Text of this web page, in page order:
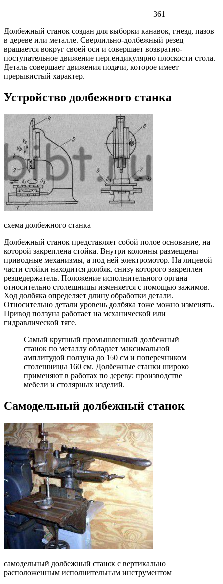
361
Долбежный станок создан для выборки канавок, гнезд, пазов
в дереве или металле. Сверлильно-долбежный резец
вращается вокруг своей оси и совершает возвратно-
поступательное движение перпендикулярно плоскости стола.
Деталь совершает движения подачи, которое имеет
прерывистый характер.
Устройство долбежного станка
схема долбежного станка
Долбежный станок представляет собой полое основание, на
которой закреплена стойка. Внутри колонны размещены
приводные механизмы, а под ней электромотор. На лицевой
части стойки находится долбяк, снизу которого закреплен
резцедержатель. Положение исполнительного органа
относительно столешницы изменяется с помощью зажимов.
Ход долбяка определяет длину обработки детали.
Относительно детали уровень долбяка тоже можно изменять.
Привод ползуна работает на механической или
гидравлической тяге.
Самый крупный промышленный долбежный
станок по металлу обладает максимальной
амплитудой ползуна до 160 см и поперечником
столешницы 160 см. Долбежные станки широко
применяют в работах по дереву: производстве
мебели и столярных изделий.
Самодельный долбежный станок
самодельный долбежный станок с вертикально
расположенным исполнительным инструментом